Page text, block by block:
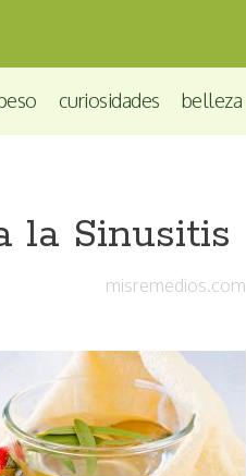
curiosidades belleza
la Sinusitis
misremedios.com